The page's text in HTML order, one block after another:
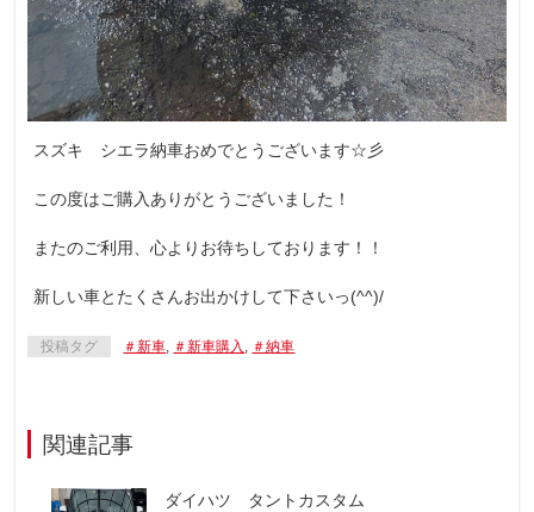
スズキ シエラ納車おめでとうございます☆彡
この度はご購入ありがとうございました！
またのご利用、心よりお待ちしております！！
新しい車とたくさんお出かけして下さいっ(^^)/
投稿タグ ＃新車, ＃新車購入 , ＃納車
関連記事
ダイハツ タントカスタム